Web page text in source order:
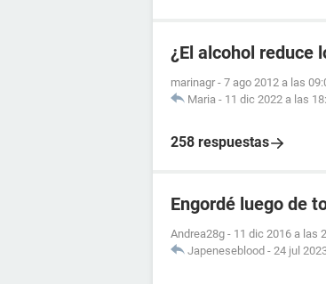
¿El alcohol reduce
marinagr - 7 ago 2012 a las
Maria - 11 dic 2022 a las
258 respuestas
Engordé luego de
Andrea28g - 11 dic 2016 a las
Japeneseblood - 24 jul